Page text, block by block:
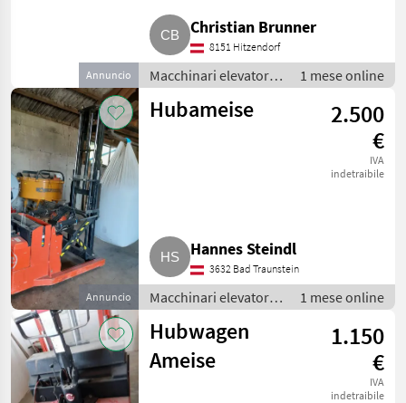
Annuncio
Christian Brunner
8151 Hitzendorf
Macchinari elevatori e
per magazzino /
Carrello elevatore
1 mese online
Annuncio
Hubameise
2.500
€
IVA
indetraibile
Hannes Steindl
3632 Bad Traunstein
Macchinari elevatori e
per magazzino /
Carrello elevatore
1 mese online
Hubwagen
Ameise
1.150
€
IVA
indetraibile